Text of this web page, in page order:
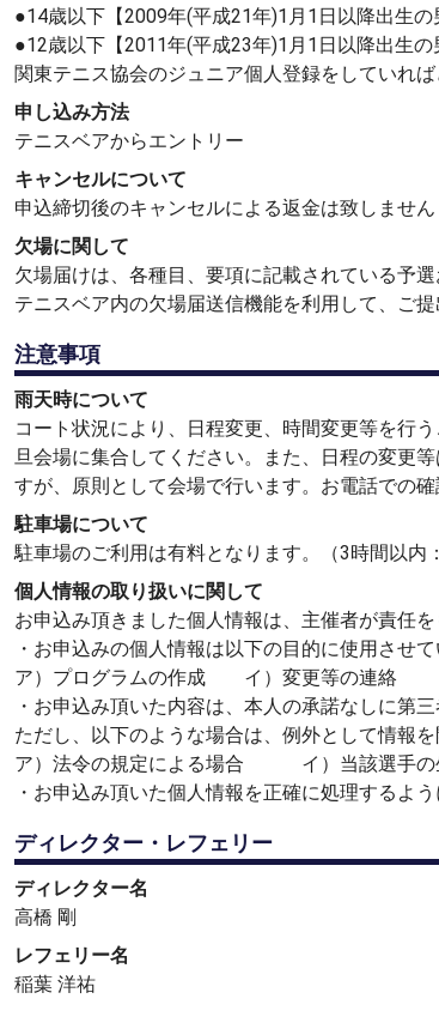
●14歳以下【2009年(平成21年)1月1日以降出生の
●12歳以下【2011年(平成23年)1月1日以降出生の
関東テニス協会のジュニア個人登録をしていれ
申し込み方法
テニスベアからエントリー
キャンセルについて
申込締切後のキャンセルによる返金は致しませ
欠場に関して
欠場届けは、各種目、要項に記載されている予
テニスベア内の欠場届送信機能を利用して、ご提
注意事項
雨天時について
コート状況により、日程変更、時間変更等を行
旦会場に集合してください。また、日程の変更
すが、原則として会場で行います。お電話での確
駐車場について
駐車場のご利用は有料となります。（3時間以内
個人情報の取り扱いに関して
お申込み頂きました個人情報は、主催者が責任を
・お申込みの個人情報は以下の目的に使用させて
ア）プログラムの作成 イ）変更等の連絡 ウ
・お申込み頂いた内容は、本人の承諾なしに第
ただし、以下のような場合は、例外として情報を
ア）法令の規定による場合 イ）当該選手の
・お申込み頂いた個人情報を正確に処理するよう
ディレクター・レフェリー
ディレクター名
高橋 剛
レフェリー名
稲葉 洋祐